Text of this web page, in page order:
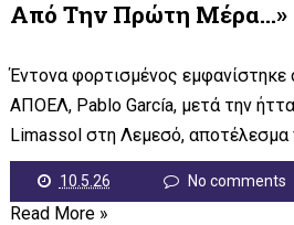
Από Την Πρώτη Μέρα…»
Έντονα φορτισμένος
ΑΠΟΕΛ, Pablo García, μετά την
Limassol στη Λεμεσό, αποτέλεσμα
10.5.26
No comments
Read More »